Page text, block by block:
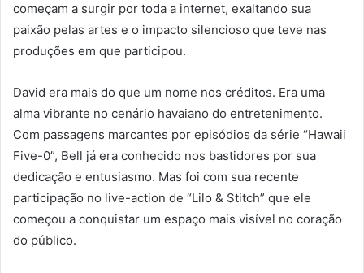
começam a surgir por toda a internet, exaltando sua
paixão pelas artes e o impacto silencioso que teve nas
produções em que participou.
David era mais do que um nome nos créditos. Era uma
alma vibrante no cenário havaiano do entretenimento.
Com passagens marcantes por episódios da série “Hawaii
Five-0”, Bell já era conhecido nos bastidores por sua
dedicação e entusiasmo. Mas foi com sua recente
participação no live-action de “Lilo & Stitch” que ele
começou a conquistar um espaço mais visível no coração
do público.